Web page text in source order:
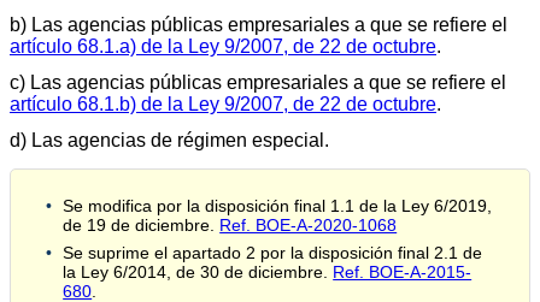
b) Las agencias públicas empresariales a que se refiere el
artículo 68.1.a) de la Ley 9/2007, de 22 de octubre.
c) Las agencias públicas empresariales a que se refiere el
artículo 68.1.b) de la Ley 9/2007, de 22 de octubre.
d) Las agencias de régimen especial.
Se modifica por la disposición final 1.1 de la Ley 6/2019,
de 19 de diciembre. Ref. BOE-A-2020-1068
Se suprime el apartado 2 por la disposición final 2.1 de
la Ley 6/2014, de 30 de diciembre. Ref. BOE-A-2015-
680